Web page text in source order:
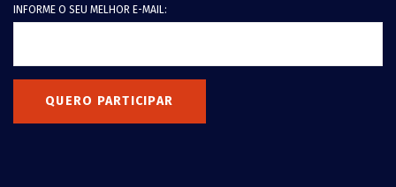
INFORME O SEU MELHOR E-MAIL:
QUERO PARTICIPAR